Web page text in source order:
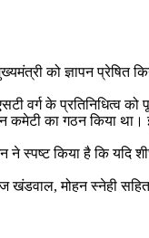
को ज्ञापन प्रेषित
वर्ग के प्रतिनिधित्व को
का गठन किया था।
ने स्पष्ट किया है कि यदि
खंडवाल, मोहन स्नेही